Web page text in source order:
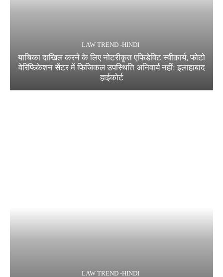
LAW TREND -HINDI
याचिका दाखिल करने के लिए नोटरीकृत एफिडेविट स्वीकार्य, फोटो
वेरिफिकेशन सेंटर में फिजिकल उपस्थिति अनिवार्य नहीं: इलाहाबाद
हाईकोर्ट
LAW TREND -HINDI